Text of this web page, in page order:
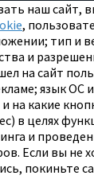
наш сайт,
,
тип и
и
на сайт
язык ОС
на какие
в целях
и
Если вы не
покиньте